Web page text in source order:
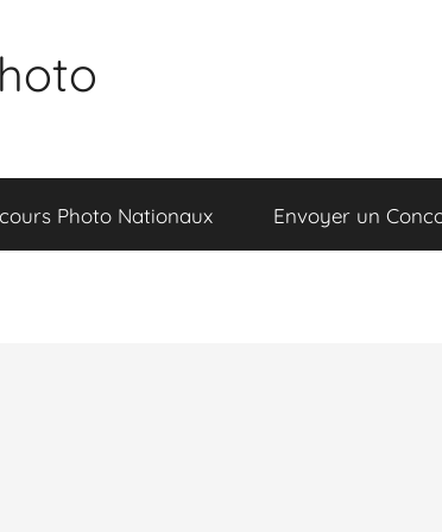
Photo Nationaux Envoyer un